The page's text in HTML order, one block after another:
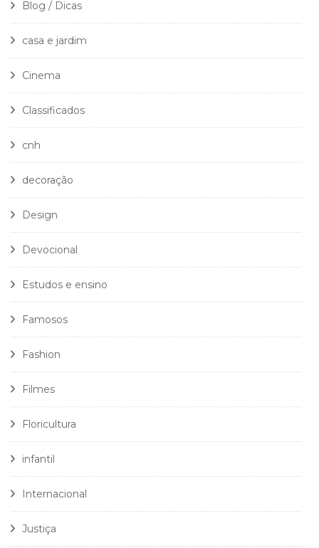
Blog / Dicas
casa e jardim
Cinema
Classificados
cnh
decoração
Design
Devocional
Estudos e ensino
Famosos
Fashion
Filmes
Floricultura
infantil
Internacional
Justiça